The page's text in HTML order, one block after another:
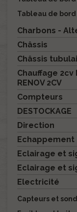
Tableau de
Charbons -
Châssis
Châssis
Chauffage 2cv
RENOV 2CV
Compteurs
DESTOCKAGE
Direction
Echappement
Eclairage et
Eclairage et
Electricité
Capteurs et